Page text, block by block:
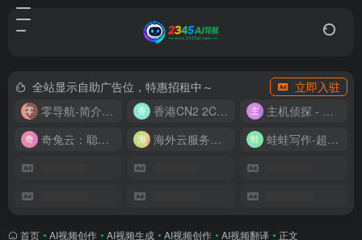
全站显示自助广告位，特惠招租中～
立即入驻
零导航-简介实用的网址导航
香港CN2 2C2G20M 9.9/月
主机侦探 - 少花钱，用好云
奇兔云：聪明人的“省”钱计划！
海外云服务器全网最低价 蛙蛙写作-超级AI智能写作助手
首页 • AI视频创作 • AI视频生成 • AI视频创作 • AI视频翻译 • 正文